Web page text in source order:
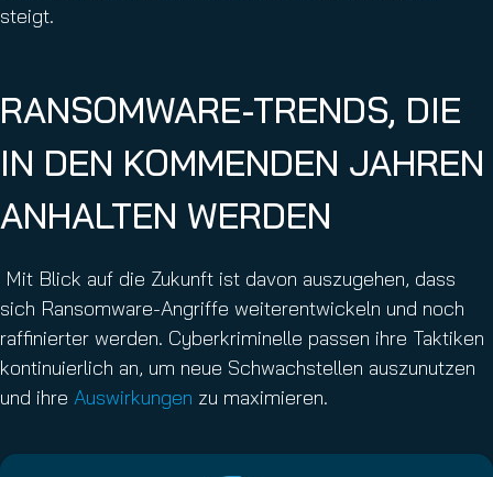
steigt.
RANSOMWARE-TRENDS, DIE
IN DEN KOMMENDEN JAHREN
ANHALTEN WERDEN
Mit Blick auf die Zukunft ist davon auszugehen, dass
sich Ransomware-Angriffe weiterentwickeln und noch
raffinierter werden. Cyberkriminelle passen ihre Taktiken
kontinuierlich an, um neue Schwachstellen auszunutzen
und ihre Auswirkungen zu maximieren.